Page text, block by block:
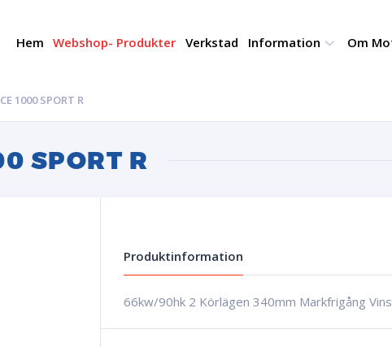
Hem Webshop- Produkter Verkstad Information Om
1000 SPORT R
SPORT R
Produktinformation
66kw/90hk 2 Körlägen 340mm Markfrigång